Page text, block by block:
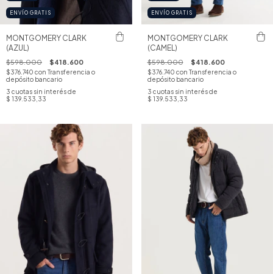
ENVÍO GRATIS
MONTGOMERY CLARK
(AZUL)
$598.000 $418.600
$376.740 con Transferencia o
depósito bancario
3 cuotas sin interés de
$ 139.533,33
ENVÍO GRATIS
MONTGOMERY CLARK
(CAMEL)
$598.000 $418.600
$376.740 con Transferencia o
depósito bancario
3 cuotas sin interés de
$ 139.533,33